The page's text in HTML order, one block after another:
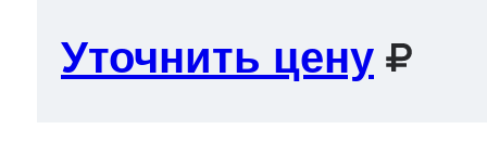
Уточнить цену